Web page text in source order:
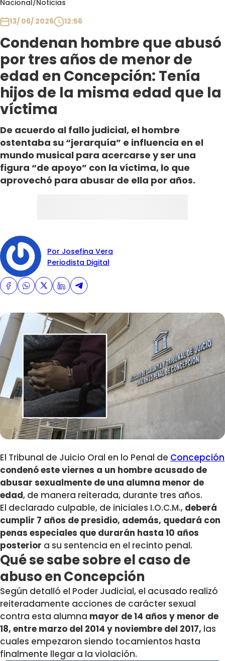
Nacional/Noticias
13/ 06/ 2026
12:56
Condenan hombre que abusó
por tres años de menor de
edad en Concepción: Tenía
hijos de la misma edad que la
víctima
De acuerdo al fallo judicial, el hombre
ostentaba su “jerarquía” e influencia en el
mundo musical para acercarse y ser una
figura “de apoyo” con la víctima, lo que
aprovechó para abusar de ella por años.
Por Josefina Vera
Periodista Digital
El Tribunal de Juicio Oral en lo Penal de Concepción
condenó este viernes a un hombre acusado de
abusar sexualmente de una alumna menor de
edad, de manera reiterada, durante tres años.
El declarado culpable, de iniciales I.O.C.M., deberá
cumplir 7 años de presidio, además, quedará con
penas especiales que durarán hasta 10 años
posterior a su sentencia en el recinto penal.
Qué se sabe sobre el caso de
abuso en Concepción
Según detalló el Poder Judicial, el acusado realizó
reiteradamente acciones de carácter sexual
contra esta alumna mayor de 14 años y menor de
18, entre marzo del 2014 y noviembre del 2017, las
cuales empezaron siendo tocamientos hasta
finalmente llegar a la violación.
Club De La Comedia
Contigo en Directo
Plan Perfecto
El Tiempo
Sabingo
Todos Los Programas